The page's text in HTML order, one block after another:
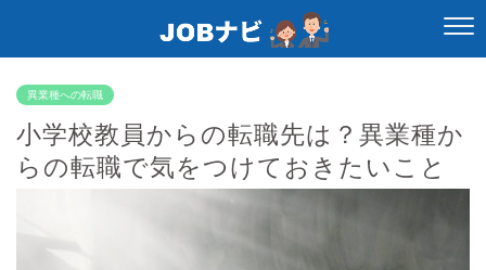
異業種への転職
小学校教員からの転職先は？異業種か
らの転職で気をつけておきたいこと